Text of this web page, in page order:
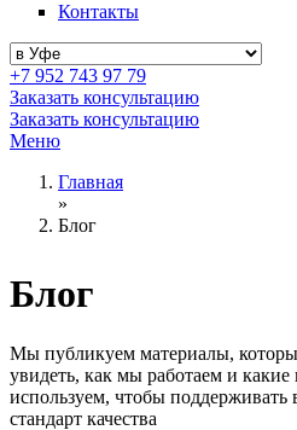
Контакты
+7 952 743 97 79
Заказать консультацию
Заказать консультацию
Меню
Главная
»
Блог
Блог
Мы публикуем материалы,
увидеть, как мы работаем и
используем, чтобы поддерживать
стандарт качества